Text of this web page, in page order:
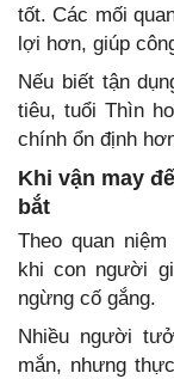
tốt. Các mối
lợi hơn, giúp
Nếu biết tận
tiêu, tuổi Thìn
chính ổn định
Khi vận may
bắt
Theo quan
khi con người
ngừng cố gắng.
Nhiều người
mắn, nhưng